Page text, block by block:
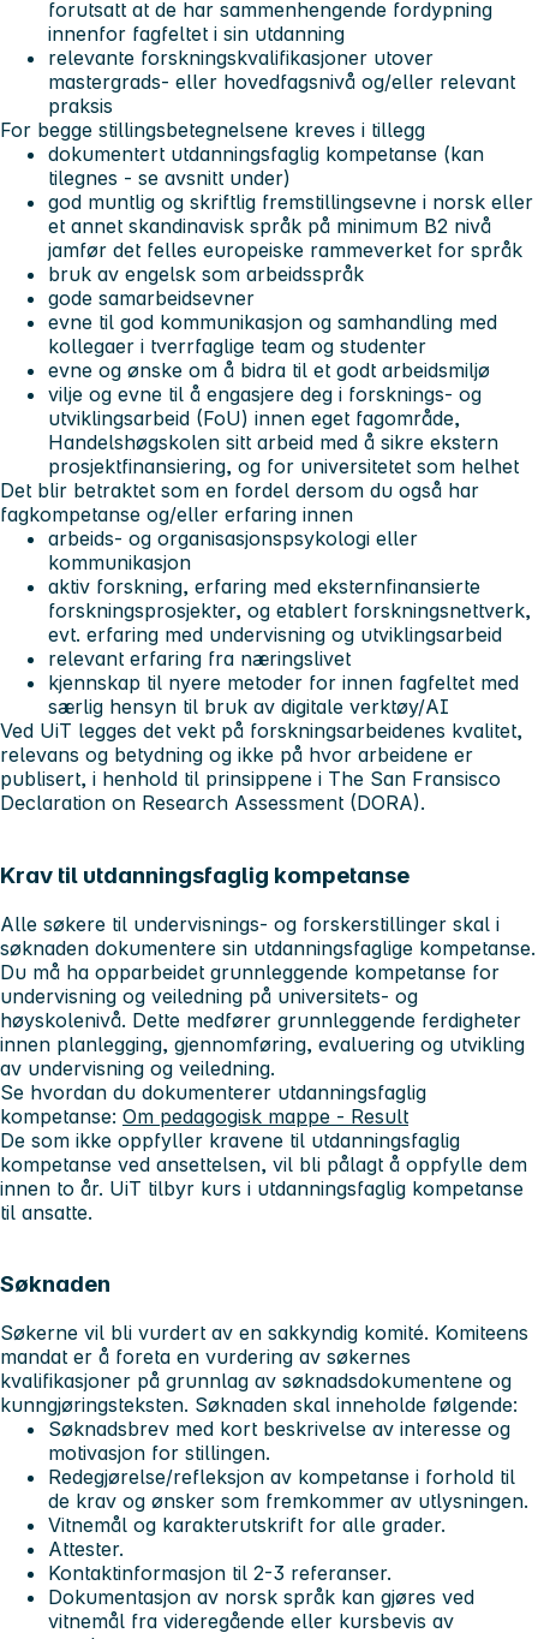
forutsatt at de har sammenhengende fordypning
innenfor fagfeltet i sin utdanning
relevante forskningskvalifikasjoner utover
mastergrads- eller hovedfagsnivå og/eller relevant
praksis
For begge stillingsbetegnelsene kreves i tillegg
dokumentert utdanningsfaglig kompetanse (kan
tilegnes - se avsnitt under)
god muntlig og skriftlig fremstillingsevne i norsk eller
et annet skandinavisk språk på minimum B2 nivå
jamfør det felles europeiske rammeverket for språk
bruk av engelsk som arbeidsspråk
gode samarbeidsevner
evne til god kommunikasjon og samhandling med
kollegaer i tverrfaglige team og studenter
evne og ønske om å bidra til et godt arbeidsmiljø
vilje og evne til å engasjere deg i forsknings- og
utviklingsarbeid (FoU) innen eget fagområde,
Handelshøgskolen sitt arbeid med å sikre ekstern
prosjektfinansiering, og for universitetet som helhet
Det blir betraktet som en fordel dersom du også har
fagkompetanse og/eller erfaring innen
arbeids- og organisasjonspsykologi eller
kommunikasjon
aktiv forskning, erfaring med eksternfinansierte
forskningsprosjekter, og etablert forskningsnettverk,
evt. erfaring med undervisning og utviklingsarbeid
relevant erfaring fra næringslivet
kjennskap til nyere metoder for innen fagfeltet med
særlig hensyn til bruk av digitale verktøy/AI
Ved UiT legges det vekt på forskningsarbeidenes kvalitet,
relevans og betydning og ikke på hvor arbeidene er
publisert, i henhold til prinsippene i The San Fransisco
Declaration on Research Assessment (DORA).
Krav til utdanningsfaglig kompetanse
Alle søkere til undervisnings- og forskerstillinger skal i
søknaden dokumentere sin utdanningsfaglige kompetanse.
Du må ha opparbeidet grunnleggende kompetanse for
undervisning og veiledning på universitets- og
høyskolenivå. Dette medfører grunnleggende ferdigheter
innen planlegging, gjennomføring, evaluering og utvikling
av undervisning og veiledning.
Se hvordan du dokumenterer utdanningsfaglig
kompetanse: Om pedagogisk mappe - Result
De som ikke oppfyller kravene til utdanningsfaglig
kompetanse ved ansettelsen, vil bli pålagt å oppfylle dem
innen to år. UiT tilbyr kurs i utdanningsfaglig kompetanse
til ansatte.
Søknaden
Søkerne vil bli vurdert av en sakkyndig komité. Komiteens
mandat er å foreta en vurdering av søkernes
kvalifikasjoner på grunnlag av søknadsdokumentene og
kunngjøringsteksten. Søknaden skal inneholde følgende:
Søknadsbrev med kort beskrivelse av interesse og
motivasjon for stillingen.
Redegjørelse/refleksjon av kompetanse i forhold til
de krav og ønsker som fremkommer av utlysningen.
Vitnemål og karakterutskrift for alle grader.
Attester.
Kontaktinformasjon til 2-3 referanser.
Dokumentasjon av norsk språk kan gjøres ved
vitnemål fra videregående eller kursbevis av